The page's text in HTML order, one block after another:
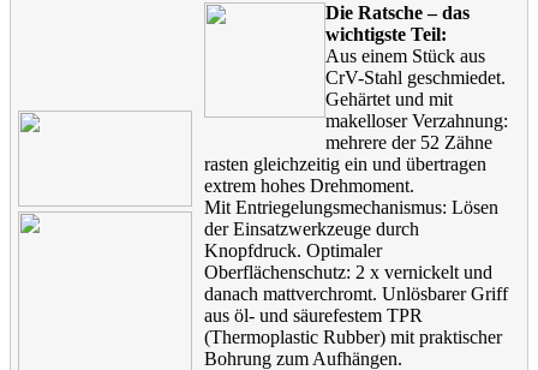
Die Ratsche – das
wichtigste Teil:
Aus einem Stück aus
CrV-Stahl geschmiedet.
Gehärtet und mit
makelloser Verzahnung:
mehrere der 52 Zähne
rasten gleichzeitig ein und übertragen
extrem hohes Drehmoment.
Mit Entriegelungsmechanismus: Lösen
der Einsatzwerkzeuge durch
Knopfdruck. Optimaler
Oberflächenschutz: 2 x vernickelt und
danach mattverchromt. Unlösbarer Griff
aus öl- und säurefestem TPR
(Thermoplastic Rubber) mit praktischer
Bohrung zum Aufhängen.